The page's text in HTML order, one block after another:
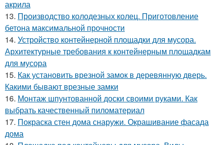
акрила
13. Производство колодезных колец. Приготовление
бетона максимальной прочности
14. Устройство контейнерной площадки для мусора.
Архитектурные требования к контейнерным площадкам
для мусора
15. Как установить врезной замок в деревянную дверь.
Какими бывают врезные замки
16. Монтаж шпунтованной доски своими руками. Как
выбрать качественный пиломатериал
17. Покраска стен дома снаружи. Окрашивание фасада
дома